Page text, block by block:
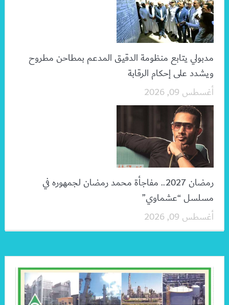
مدبولي يتابع منظومة الدقيق المدعم بمطاحن مطروح
ويشدد على إحكام الرقابة
أغسطس 09, 2026
رمضان 2027.. مفاجأة محمد رمضان لجمهوره في
مسلسل “عشماوي”
أغسطس 09, 2026